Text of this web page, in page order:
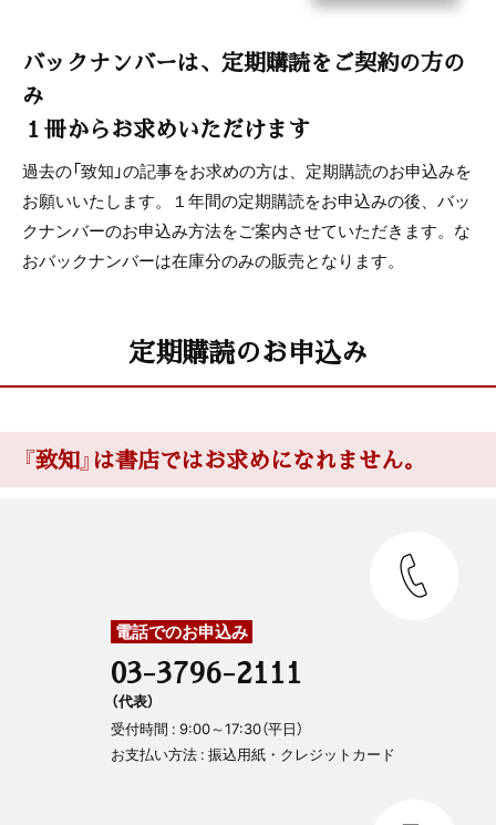
バックナンバーは、定期購読をご契約の方の
み
１冊からお求めいただけます
過去の「致知」の記事をお求めの方は、定期購読のお申込みを
お願いいたします。１年間の定期購読をお申込みの後、バッ
クナンバーのお申込み方法をご案内させていただきます。な
おバックナンバーは在庫分のみの販売となります。
定期購読のお申込み
『致知』は書店ではお求めになれません。
電話でのお申込み
03-3796-2111
（代表）
受付時間 : 9:00～17:30（平日）
お支払い方法 : 振込用紙・クレジットカード